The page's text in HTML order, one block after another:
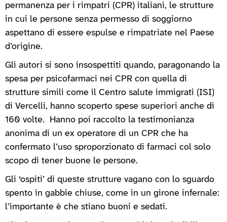
permanenza per i rimpatri (CPR) italiani, le strutture
in cui le persone senza permesso di soggiorno
aspettano di essere espulse e rimpatriate nel Paese
d’origine.
Gli autori si sono insospettiti quando, paragonando la
spesa per psicofarmaci nei CPR con quella di
strutture simili come il Centro salute immigrati (ISI)
di Vercelli, hanno scoperto spese superiori anche di
160 volte. Hanno poi raccolto la testimonianza
anonima di un ex operatore di un CPR che ha
confermato l’uso sproporzionato di farmaci col solo
scopo di tener buone le persone.
Gli ‘ospiti’ di queste strutture vagano con lo sguardo
spento in gabbie chiuse, come in un girone infernale:
l’importante è che stiano buoni e sedati.